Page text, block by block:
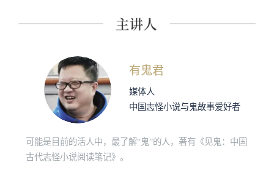
有鬼君
媒体人
中国志怪小说与鬼故事爱好者
可能是目前的活人中，最了解“鬼”的人，著有《见鬼：中国
古代志怪小说阅读笔记》。